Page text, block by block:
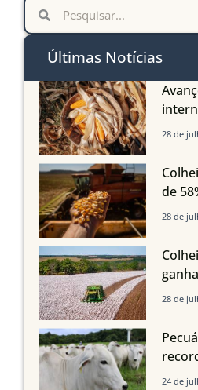
Últimas Notícias
em
Imea
28 de
de
boas
28 de
Mato
28 de
dos
24 de